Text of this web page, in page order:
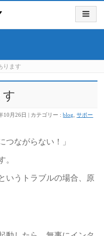
ります
10月26日 カテゴリー :blog ,サポー
つながらない！」
。
いうトラブルの場合、原